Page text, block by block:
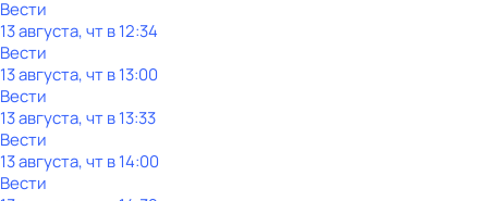
Вести
13 августа, чт в 12:34
Вести
13 августа, чт в 13:00
Вести
13 августа, чт в 13:33
Вести
13 августа, чт в 14:00
Вести